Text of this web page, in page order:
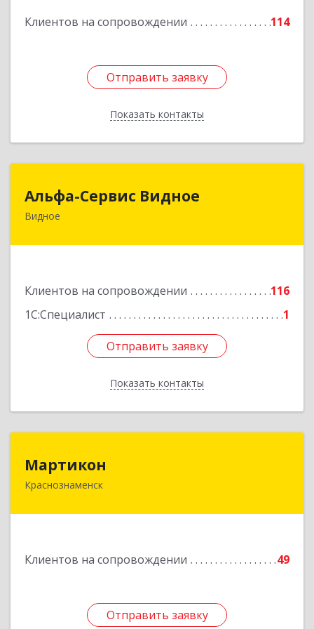
Клиентов на сопровождении 114
Отправить заявку
Показать контакты
Отправить заявку
Назад
Альфа-Сервис Видное
Видное
Клиентов на сопровождении
116
1С:Специалист
1
Отправить заявку
Показать контакты
Подробнее
Отправить заявку
Назад
Мартикон
Краснознаменск
Клиентов на сопровождении 49
Отправить заявку
143090, Московская обл, Краснознаменск г,
Отправить заявку